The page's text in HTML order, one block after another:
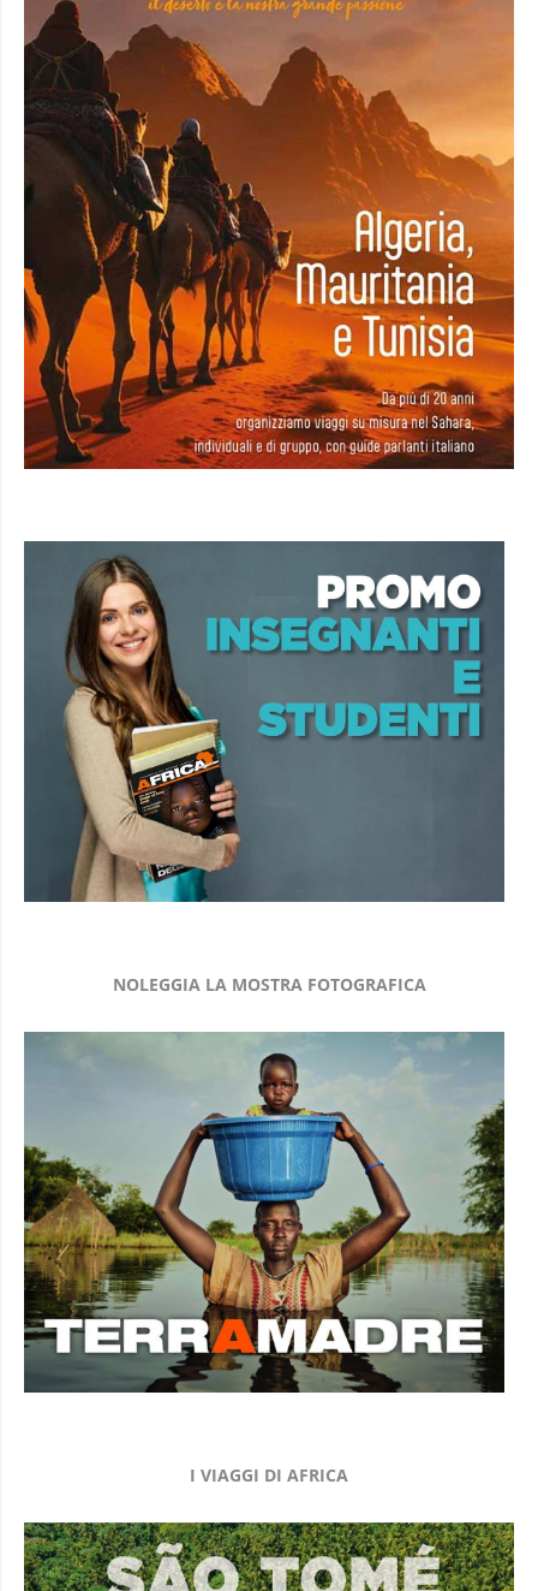
NOLEGGIA LA MOSTRA FOTOGRAFICA
I VIAGGI DI AFRICA